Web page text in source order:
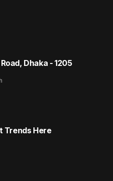
Dhaka - 1205
Trends Here